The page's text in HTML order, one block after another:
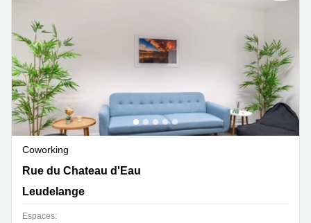
Coworking
12, Rue du Chateau D'eau, Leudelange
Rue du Chateau d'Eau
Leudelange
Espaces: